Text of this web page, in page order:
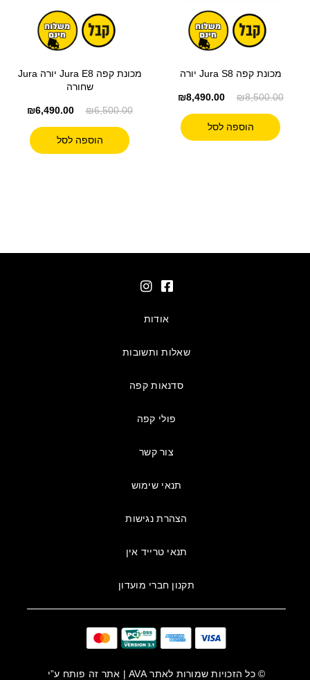
מכונת קפה Jura S8 יורה
₪8,500.00
₪8,490.00
הוספה לסל
מכונת קפה Jura E8 יורה Jura
שחורה
₪6,500.00
₪6,490.00
הוספה לסל
אודות
שאלות ותשובות
סדנאות קפה
פולי קפה
צור קשר
תנאי שימוש
הצהרת נגישות
תנאי טרייד אין
תקנון חברי מועדון
© כל הזכויות שמורות לאתרAVA| אתר זה פותח ע”י